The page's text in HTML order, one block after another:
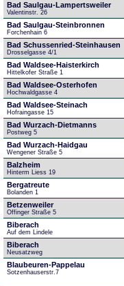
Bad Saulgau-Lampertsweiler
Valentinstr. 26
Bad Saulgau-Steinbronnen
Forchenhain 6
Bad Schussenried-Steinhausen
Drosselgasse 4/1
Bad Waldsee-Haisterkirch
Hittelkofer Straße 1
Bad Waldsee-Osterhofen
Hochwaldgasse 4
Bad Waldsee-Steinach
Hofraingasse 15
Bad Wurzach-Dietmanns
Postweg 5
Bad Wurzach-Haidgau
Wengener Straße 5
Balzheim
Hinterm Liess 19
Bergatreute
Bolanden 1
Betzenweiler
Offinger Straße 5
Biberach
Auf dem Lindele
Biberach
Neusatzweg
Blaubeuren-Pappelau
Sotzenhauserstr.7